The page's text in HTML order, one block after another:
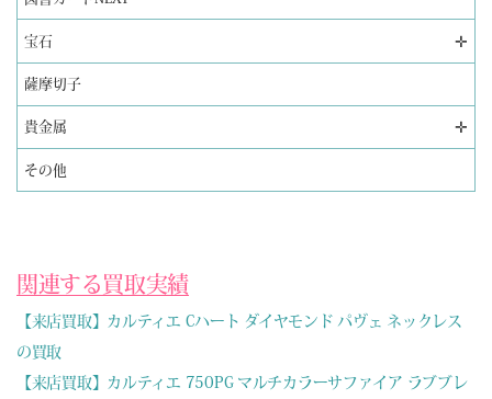
宝石 ✛
薩摩切子
貴金属 ✛
その他
関連する買取実績
【来店買取】カルティエ Cハート ダイヤモンド パヴェ ネックレス
の買取
【来店買取】カルティエ 750PG マルチカラーサファイア ラブブレ